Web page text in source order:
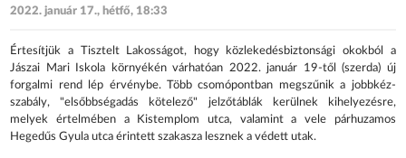
2022. január 17., hétfő, 18:33
Értesítjük a Tisztelt Lakosságot, hogy közlekedésbiztonsági okokból a
Jászai Mari Iskola környékén várhatóan 2022. január 19-től (szerda) új
forgalmi rend lép érvénybe. Több csomópontban megszűnik a jobbkéz-
szabály, "elsőbbségadás kötelező" jelzőtáblák kerülnek kihelyezésre,
melyek értelmében a Kistemplom utca, valamint a vele párhuzamos
Hegedűs Gyula utca érintett szakasza lesznek a védett utak.